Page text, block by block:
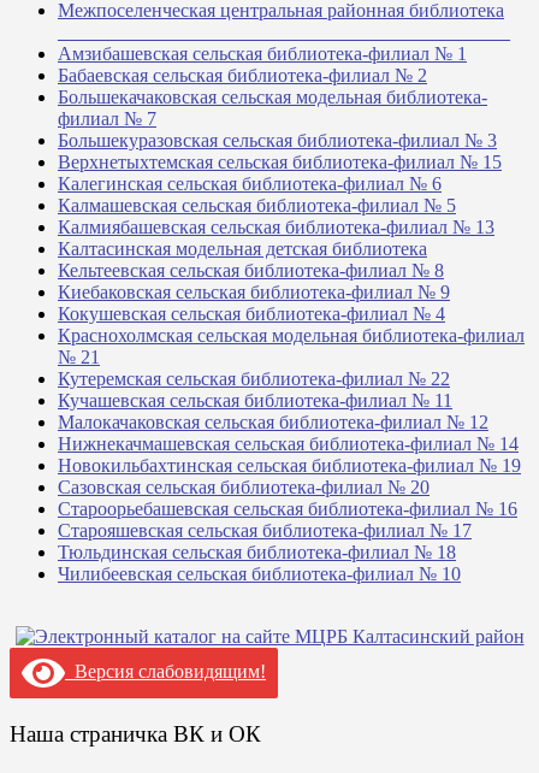
Межпоселенческая центральная районная библиотека
Амзибашевская сельская библиотека-филиал № 1
Бабаевская сельская библиотека-филиал № 2
Большекачаковская сельская модельная библиотека-
филиал № 7
Большекуразовская сельская библиотека-филиал № 3
Верхнетыхтемская сельская библиотека-филиал № 15
Калегинская сельская библиотека-филиал № 6
Калмашевская сельская библиотека-филиал № 5
Калмиябашевская сельская библиотека-филиал № 13
Калтасинская модельная детская библиотека
Кельтеевская сельская библиотека-филиал № 8
Киебаковская сельская библиотека-филиал № 9
Кокушевская сельская библиотека-филиал № 4
Краснохолмская сельская модельная библиотека-филиал
№ 21
Кутеремская сельская библиотека-филиал № 22
Кучашевская сельская библиотека-филиал № 11
Малокачаковская сельская библиотека-филиал № 12
Нижнекачмашевская сельская библиотека-филиал № 14
Новокильбахтинская сельская библиотека-филиал № 19
Сазовская сельская библиотека-филиал № 20
Староорьебашевская сельская библиотека-филиал № 16
Старояшевская сельская библиотека-филиал № 17
Тюльдинская сельская библиотека-филиал № 18
Чилибеевская сельская библиотека-филиал № 10
Версия слабовидящим!
Наша страничка ВК и ОК